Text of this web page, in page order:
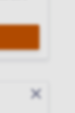
Sluit modal